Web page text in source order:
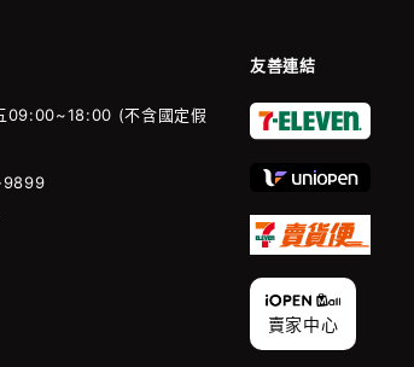
友善連結
09:00~18:00 (不含國定假
9899
賣家中心